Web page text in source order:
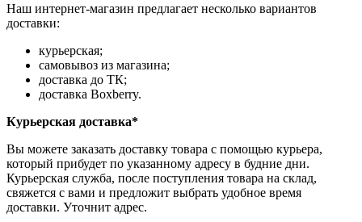
Наш интернет-магазин предлагает несколько вариантов
доставки:
курьерская;
самовывоз из магазина;
доставка до ТК;
доставка Boxberry.
Курьерская доставка*
Вы можете заказать доставку товара с помощью курьера,
который прибудет по указанному адресу в будние дни.
Курьерская служба, после поступления товара на склад,
свяжется с вами и предложит выбрать удобное время
доставки. Уточнит адрес.